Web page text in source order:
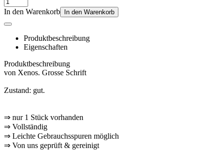
In den Warenkorb In den Warenkorb
Produktbeschreibung
Eigenschaften
Produktbeschreibung
von Xenos. Grosse Schrift
Zustand: gut.
⇒ nur 1 Stück vorhanden
⇒ Vollständig
⇒ ️ Leichte Gebrauchsspuren möglich
⇒ Von uns geprüft & gereinigt